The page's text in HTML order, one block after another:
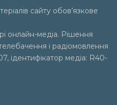
сайту обов’язкове
онлайн-медіа. Рішення
і радіомовлення
ідентифікатор медіа: R40-